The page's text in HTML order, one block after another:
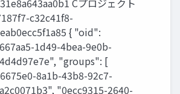
Cプロジェクト
c32c41f8-
{ "oid":
1d49-4bea-9e0b-
"groups": [
8a1b-43b8-92c7-
"0ecc9315-2640-